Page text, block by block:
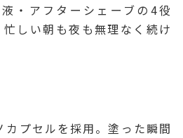
・アフターシェーブの4役
しい朝も夜も無理なく続け
カプセルを採用。塗った瞬間